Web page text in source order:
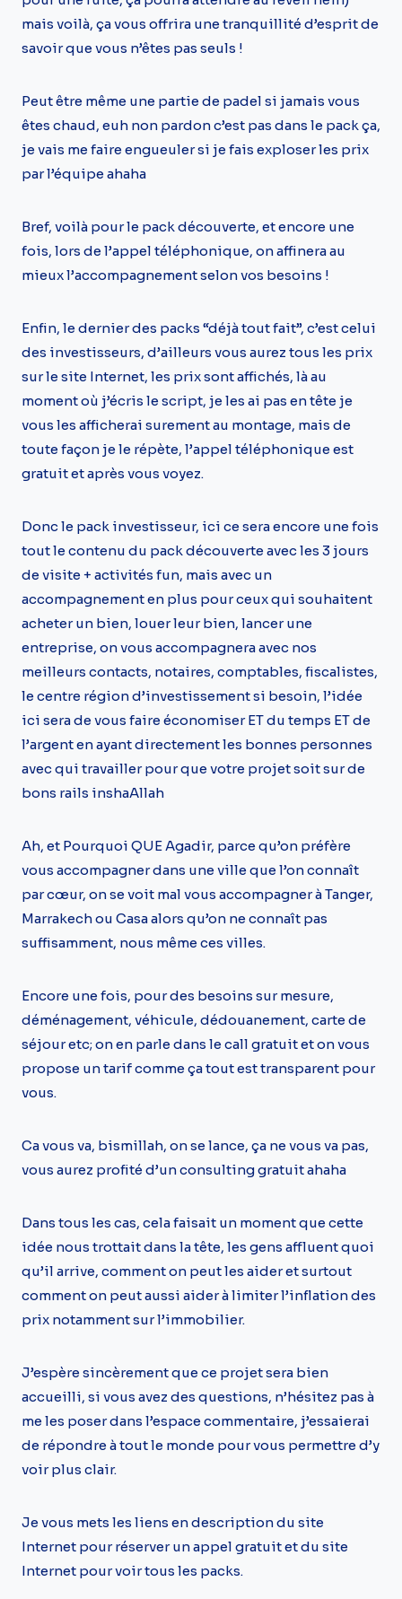
mais voilà, ça vous offrira une tranquillité d’esprit de
savoir que vous n’êtes pas seuls !
Peut être même une partie de padel si jamais vous
êtes chaud, euh non pardon c’est pas dans le pack ça,
je vais me faire engueuler si je fais exploser les prix
par l’équipe ahaha
Bref, voilà pour le pack découverte, et encore une
fois, lors de l’appel téléphonique, on affinera au
mieux l’accompagnement selon vos besoins !
Enfin, le dernier des packs “déjà tout fait”, c’est celui
des investisseurs, d’ailleurs vous aurez tous les prix
sur le site Internet, les prix sont affichés, là au
moment où j’écris le script, je les ai pas en tête je
vous les afficherai surement au montage, mais de
toute façon je le répète, l’appel téléphonique est
gratuit et après vous voyez.
Donc le pack investisseur, ici ce sera encore une fois
tout le contenu du pack découverte avec les 3 jours
de visite + activités fun, mais avec un
accompagnement en plus pour ceux qui souhaitent
acheter un bien, louer leur bien, lancer une
entreprise, on vous accompagnera avec nos
meilleurs contacts, notaires, comptables, fiscalistes,
le centre région d’investissement si besoin, l’idée
ici sera de vous faire économiser ET du temps ET de
l’argent en ayant directement les bonnes personnes
avec qui travailler pour que votre projet soit sur de
bons rails inshaAllah
Ah, et Pourquoi QUE Agadir, parce qu’on préfère
vous accompagner dans une ville que l’on connaît
par cœur, on se voit mal vous accompagner à Tanger,
Marrakech ou Casa alors qu’on ne connaît pas
suffisamment, nous même ces villes.
Encore une fois, pour des besoins sur mesure,
déménagement, véhicule, dédouanement, carte de
séjour etc; on en parle dans le call gratuit et on vous
propose un tarif comme ça tout est transparent pour
vous.
Ca vous va, bismillah, on se lance, ça ne vous va pas,
vous aurez profité d’un consulting gratuit ahaha
Dans tous les cas, cela faisait un moment que cette
idée nous trottait dans la tête, les gens affluent quoi
qu’il arrive, comment on peut les aider et surtout
comment on peut aussi aider à limiter l’inflation des
prix notamment sur l’immobilier.
J’espère sincèrement que ce projet sera bien
accueilli, si vous avez des questions, n’hésitez pas à
me les poser dans l’espace commentaire, j’essaierai
de répondre à tout le monde pour vous permettre d’y
voir plus clair.
Je vous mets les liens en description du site
Internet pour réserver un appel gratuit et du site
Internet pour voir tous les packs.